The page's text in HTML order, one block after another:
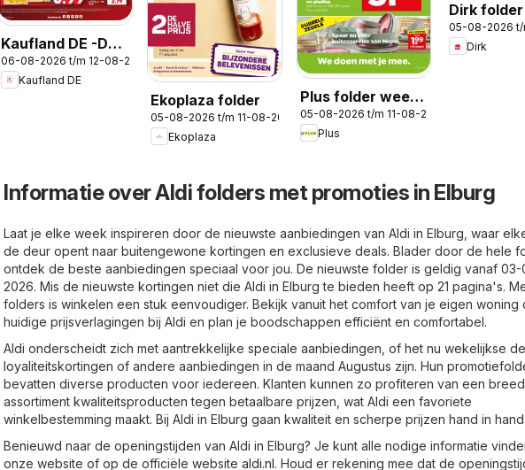
Kaufland DE -DE
Folder
06-08-2026 t/m 12-08-2026
Kaufland DE
Ekoplaza folder
05-08-2026 t/m 11-08-2026
Ekoplaza
Plus folder week
32
05-08-2026 t/m 11-08-2026
Plus
Dirk
32
05-08-2026 t/
Dirk
Informatie over Aldi folders met promoties in Elburg
Laat je elke week inspireren door de nieuwste aanbiedingen van Aldi in Elburg, waar
de deur opent naar buitengewone kortingen en exclusieve deals. Blader door de hele
ontdek de beste aanbiedingen speciaal voor jou. De nieuwste folder is geldig vanaf
2026. Mis de nieuwste kortingen niet die Aldi in Elburg te bieden heeft op 21 pagina's.
folders is winkelen een stuk eenvoudiger. Bekijk vanuit het comfort van je eigen woning
huidige prijsverlagingen bij Aldi en plan je boodschappen efficiënt en comfortabel.
Aldi onderscheidt zich met aantrekkelijke speciale aanbiedingen, of het nu wekelijkse
loyaliteitskortingen of andere aanbiedingen in de maand Augustus zijn. Hun
bevatten diverse producten voor iedereen. Klanten kunnen zo profiteren van een breed
assortiment kwaliteitsproducten tegen betaalbare prijzen, wat Aldi een favoriete
winkelbestemming maakt. Bij Aldi in Elburg gaan kwaliteit en scherpe prijzen hand in
Benieuwd naar de openingstijden van Aldi in Elburg? Je kunt alle nodige informatie
onze website of op de officiële website aldi.nl. Houd er rekening mee dat de